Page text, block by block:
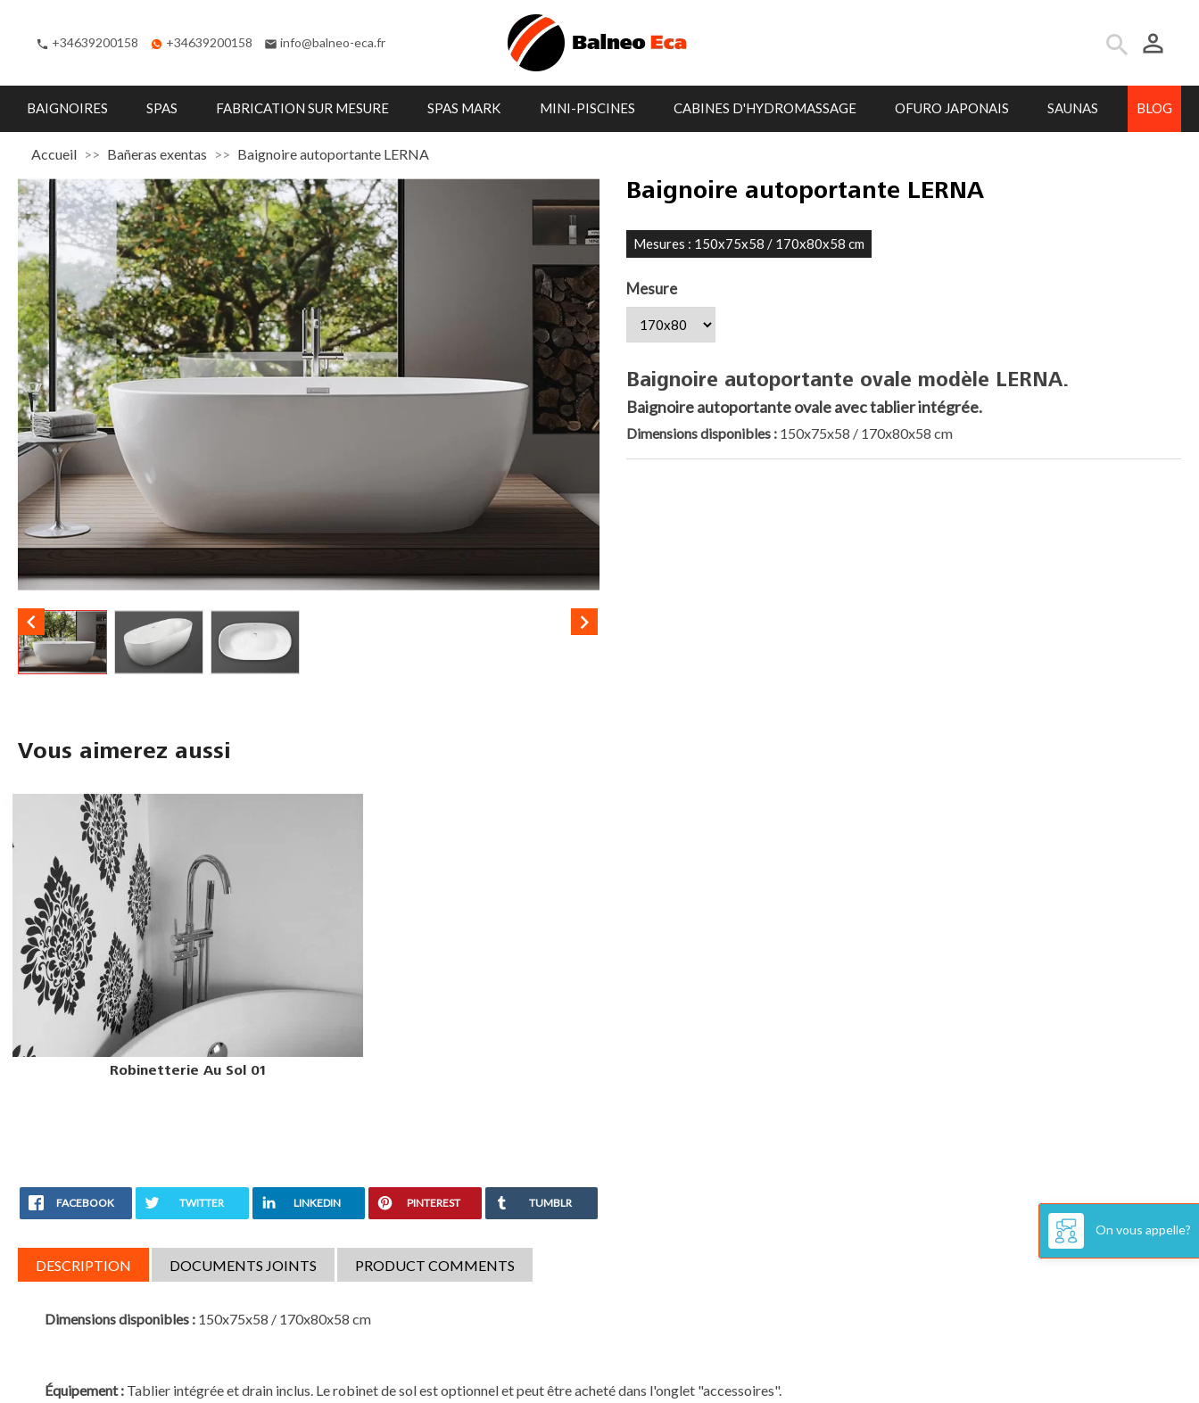
phone +34639200158 +34639200158 email info@balneo-eca.fr person_outline
search
BAIGNOIRES SPAS FABRICATION SUR MESURE SPAS MARK MINI-PISCINES CABINES D'HYDROMASSAGE OFURO JAPONAIS SAUNAS BLOG
Accueil Bañeras exentas Baignoire autoportante LERNA
 
Vous aimerez aussi
Robinetterie Au Sol 01
FACEBOOK TWITTER LINKEDIN PINTEREST TUMBLR
Baignoire autoportante LERNA
Mesures : 150x75x58 / 170x80x58 cm
Mesure
Baignoire autoportante ovale modèle LERNA.
Baignoire autoportante ovale avec tablier intégrée.
Dimensions disponibles : 150x75x58 / 170x80x58 cm
DESCRIPTION DOCUMENTS JOINTS PRODUCT COMMENTS
Dimensions disponibles : 150x75x58 / 170x80x58 cm
Équipement : Tablier intégrée et drain inclus. Le robinet de sol est optionnel et peut être acheté dans l'onglet "accessoires".
On vous appelle?